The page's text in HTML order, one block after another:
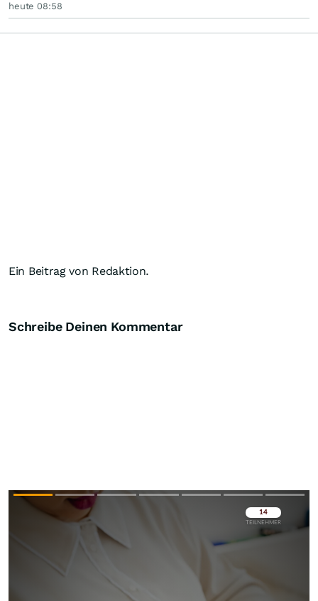
heute 08:58
Ein Beitrag von Redaktion.
Schreibe Deinen Kommentar
Überspringen